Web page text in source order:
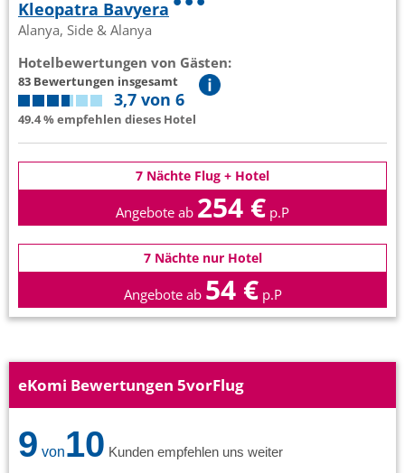
Kleopatra Bavyera
Alanya, Side & Alanya
Hotelbewertungen von Gästen:
83 Bewertungen insgesamt
3,7 von 6
49.4 % empfehlen dieses Hotel
7 Nächte Flug + Hotel
Angebote ab 254 € p.P
7 Nächte nur Hotel
Angebote ab 54 € p.P
eKomi Bewertungen 5vorFlug
9 von10 Kunden empfehlen uns weiter